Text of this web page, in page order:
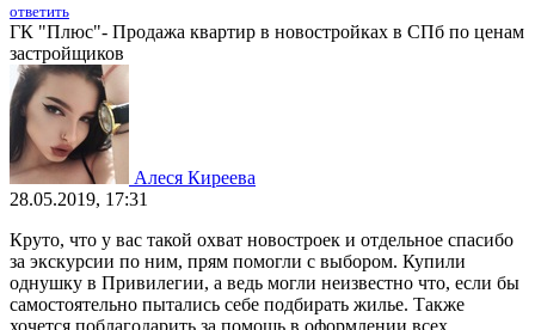
ответить
ГК "Плюс"- Продажа квартир в новостройках в СПб по ценам
застройщиков
Алеся Киреева
28.05.2019, 17:31
Круто, что у вас такой охват новостроек и отдельное спасибо
за экскурсии по ним, прям помогли с выбором. Купили
однушку в Привилегии, а ведь могли неизвестно что, если бы
самостоятельно пытались себе подбирать жилье. Также
хочется поблагодарить за помощь в оформлении всех